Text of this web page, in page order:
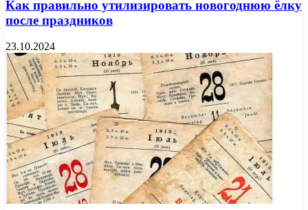
Как правильно утилизировать новогоднюю ёлку
после праздников
23.10.2024